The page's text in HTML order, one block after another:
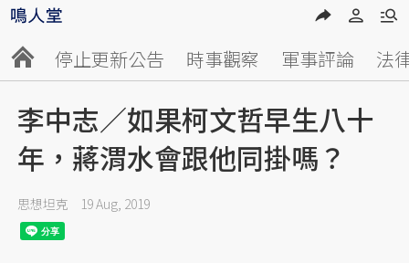
停止更新公告 時事觀察 軍事評論 法
李中志／如果柯文哲早生八十
年，蔣渭水會跟他同掛嗎？
思想坦克 19 Aug, 2019